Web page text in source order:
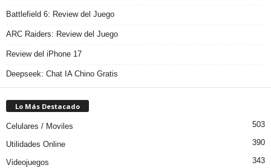
Battlefield 6: Review del Juego
ARC Raiders: Review del Juego
Review del iPhone 17
Deepseek: Chat IA Chino Gratis
Lo Más Destacado
Celulares / Moviles 503
Utilidades Online 390
Videojuegos 343